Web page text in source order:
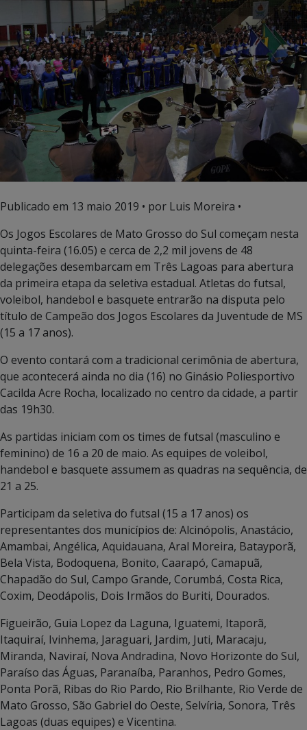
Publicado em 13 maio 2019 • por Luis Moreira •
Os Jogos Escolares de Mato Grosso do Sul começam nesta
quinta-feira (16.05) e cerca de 2,2 mil jovens de 48
delegações desembarcam em Três Lagoas para abertura
da primeira etapa da seletiva estadual. Atletas do futsal,
voleibol, handebol e basquete entrarão na disputa pelo
título de Campeão dos Jogos Escolares da Juventude de MS
(15 a 17 anos).
O evento contará com a tradicional cerimônia de abertura,
que acontecerá ainda no dia (16) no Ginásio Poliesportivo
Cacilda Acre Rocha, localizado no centro da cidade, a partir
das 19h30.
As partidas iniciam com os times de futsal (masculino e
feminino) de 16 a 20 de maio. As equipes de voleibol,
handebol e basquete assumem as quadras na sequência, de
21 a 25.
Participam da seletiva do futsal (15 a 17 anos) os
representantes dos municípios de: Alcinópolis, Anastácio,
Amambai, Angélica, Aquidauana, Aral Moreira, Batayporã,
Bela Vista, Bodoquena, Bonito, Caarapó, Camapuã,
Chapadão do Sul, Campo Grande, Corumbá, Costa Rica,
Coxim, Deodápolis, Dois Irmãos do Buriti, Dourados.
Figueirão, Guia Lopez da Laguna, Iguatemi, Itaporã,
Itaquiraí, Ivinhema, Jaraguari, Jardim, Juti, Maracaju,
Miranda, Naviraí, Nova Andradina, Novo Horizonte do Sul,
Paraíso das Águas, Paranaíba, Paranhos, Pedro Gomes,
Ponta Porã, Ribas do Rio Pardo, Rio Brilhante, Rio Verde de
Mato Grosso, São Gabriel do Oeste, Selvíria, Sonora, Três
Lagoas (duas equipes) e Vicentina.